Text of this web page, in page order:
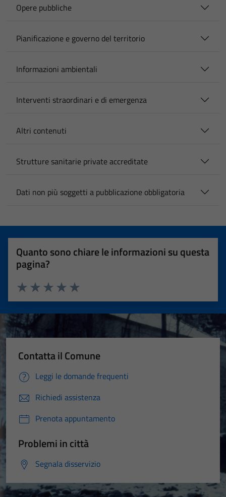
Opere pubbliche
Pianificazione e governo del territorio
Informazioni ambientali
Interventi straordinari e di emergenza
Altri contenuti
Strutture sanitarie private accreditate
Dati non più soggetti a pubblicazione obbligatoria
Quanto sono chiare le informazioni su questa
pagina?
Valuta 5 stelle su 5
Valuta 4 stelle su 5
Valuta 3 stelle su 5
Valuta 2 stelle su 5
Valuta 1 stelle su 5
Contatta il Comune
Leggi le domande frequenti
Richiedi assistenza
Prenota appuntamento
Problemi in città
Segnala disservizio